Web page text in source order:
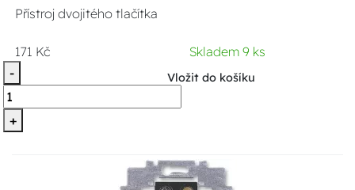
Přístroj dvojitého tlačítka
171 Kč
Skladem 9 ks
-
+
Vložit do košíku